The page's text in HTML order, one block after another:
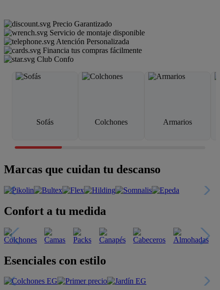
Precio Garantizado
Servicio de montaje disponible
Atención Personalizada
Financia tus compras fácilmente
Club Confo
Sofás Colchones Armarios
Marcas que cuidan tu descanso
Confort a tu medida
Esenciales con estilo